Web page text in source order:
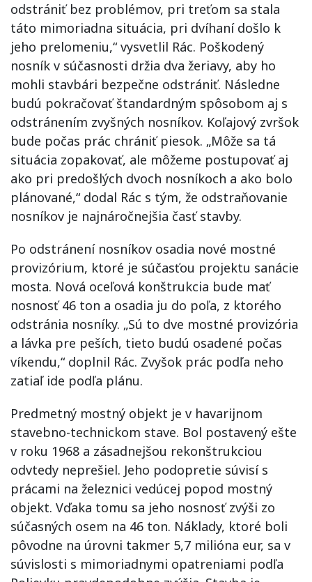
odstrániť bez problémov, pri treťom sa stala
táto mimoriadna situácia, pri dvíhaní došlo k
jeho prelomeniu,“ vysvetlil Rác. Poškodený
nosník v súčasnosti držia dva žeriavy, aby ho
mohli stavbári bezpečne odstrániť. Následne
budú pokračovať štandardným spôsobom aj s
odstránením zvyšných nosníkov. Koľajový zvršok
bude počas prác chrániť piesok. „Môže sa tá
situácia zopakovať, ale môžeme postupovať aj
ako pri predošlých dvoch nosníkoch a ako bolo
plánované,“ dodal Rác s tým, že odstraňovanie
nosníkov je najnáročnejšia časť stavby.
Po odstránení nosníkov osadia nové mostné
provizórium, ktoré je súčasťou projektu sanácie
mosta. Nová oceľová konštrukcia bude mať
nosnosť 46 ton a osadia ju do poľa, z ktorého
odstránia nosníky. „Sú to dve mostné provizória
a lávka pre peších, tieto budú osadené počas
víkendu,“ doplnil Rác. Zvyšok prác podľa neho
zatiaľ ide podľa plánu.
Predmetný mostný objekt je v havarijnom
stavebno-technickom stave. Bol postavený ešte
v roku 1968 a zásadnejšou rekonštrukciou
odvtedy neprešiel. Jeho podopretie súvisí s
prácami na železnici vedúcej popod mostný
objekt. Vďaka tomu sa jeho nosnosť zvýši zo
súčasných osem na 46 ton. Náklady, ktoré boli
pôvodne na úrovni takmer 5,7 milióna eur, sa v
súvislosti s mimoriadnymi opatreniami podľa